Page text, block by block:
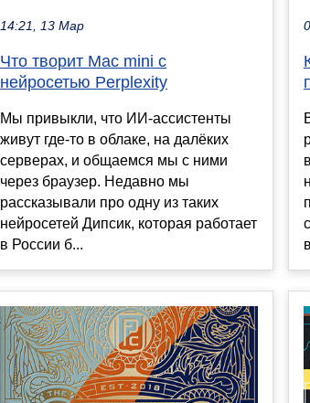
14:21, 13 Мар
Что творит Mac mini с
нейросетью Perplexity
Мы привыкли, что ИИ-ассистенты
живут где-то в облаке, на далёких
серверах, и общаемся мы с ними
через браузер. Недавно мы
рассказывали про одну из таких
нейросетей Дипсик, которая работает
в России б...